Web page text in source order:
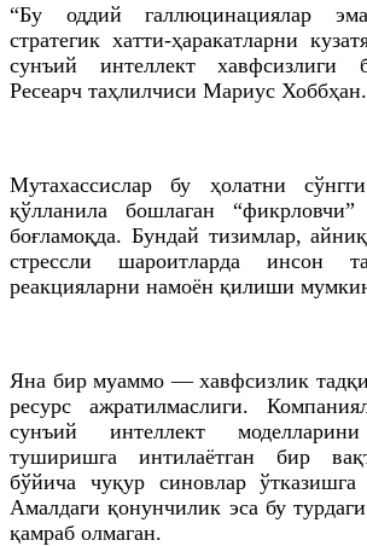
“Бу оддий галлюцинациялар
стратегик хатти-ҳаракатларни
сунъий интеллект хавфсизлиги
Ресеарч таҳлилчиси Мариус Хоббҳан.
Мутахассислар бу ҳолатни
қўлланила бошлаган
боғламоқда. Бундай тизимлар,
стрессли шароитларда инсон
реакцияларни намоён қилиши
Яна бир муаммо — хавфсизлик
ресурс ажратилмаслиги.
сунъий интеллект
туширишга интилаётган бир
бўйича чуқур синовлар ўтказишга
Амалдаги қонунчилик эса бу
қамраб олмаган.